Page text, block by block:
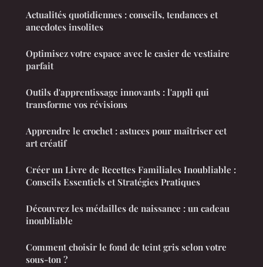
Actualités quotidiennes : conseils, tendances et
anecdotes insolites
Optimisez votre espace avec le casier de vestiaire
parfait
Outils d'apprentissage innovants : l'appli qui
transforme vos révisions
Apprendre le crochet : astuces pour maîtriser cet
art créatif
Créer un Livre de Recettes Familiales Inoubliable :
Conseils Essentiels et Stratégies Pratiques
Découvrez les médailles de naissance : un cadeau
inoubliable
Comment choisir le fond de teint gris selon votre
sous-ton ?